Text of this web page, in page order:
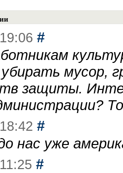
#
мусор,
защиты.
#
нас уже
#